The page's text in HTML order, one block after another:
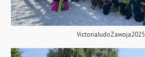
VictoriaJudoZawoja2025